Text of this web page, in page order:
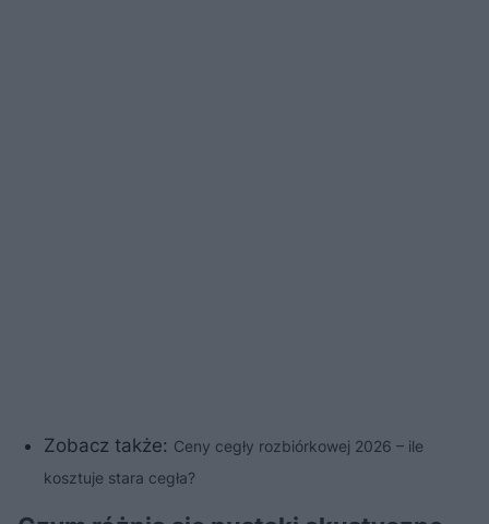
Zobacz także: Ceny cegły rozbiórkowej 2026 – ile
kosztuje stara cegła?